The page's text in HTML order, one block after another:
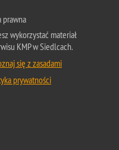
prawna
wykorzystać materiał
KMP w Siedlcach.
się z zasadami
prywatności